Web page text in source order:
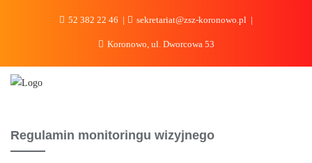
52 382 22 46 sekretariat@zsz-koronowo.pl
Koronowo, ul. Dworcowa 53
Regulamin monitoringu wizyjnego